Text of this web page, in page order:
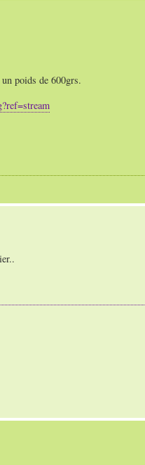
poids de 600grs.